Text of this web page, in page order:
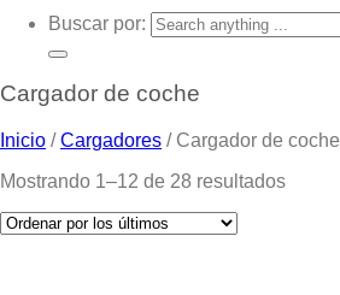
Buscar por:
Cargador de coche
Inicio / Cargadores /Cargador de coche
Mostrando 1–12 de 28 resultados